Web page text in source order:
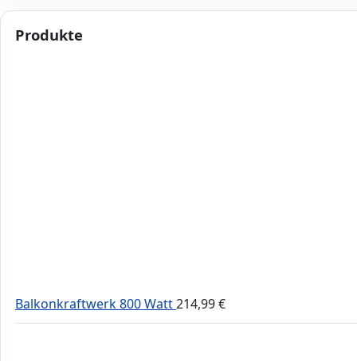
Produkte
Balkonkraftwerk 800 Watt214,99€